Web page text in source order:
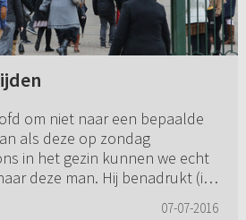
om niet naar een bepaalde
als deze op zondag
in het gezin kunnen we echt
deze man. Hij benadrukt (in
07-07-2016